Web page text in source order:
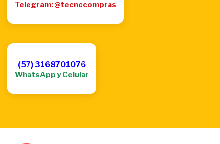
Telegram: @tecnocompras
(57) 3168701076
WhatsApp y Celular